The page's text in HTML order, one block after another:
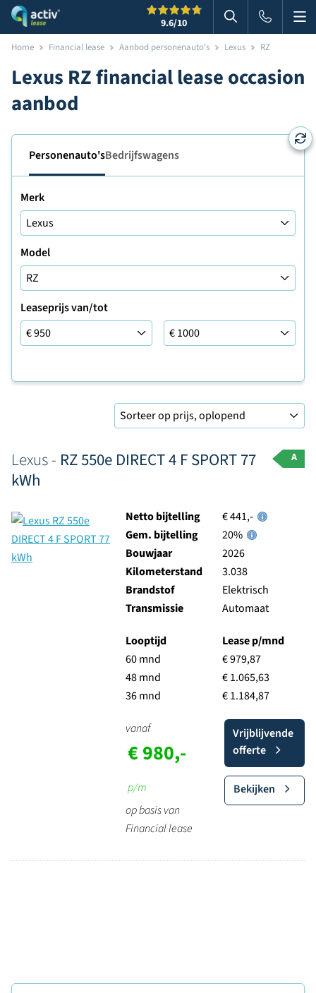
9.6/10 Zoeken in
Home Financial lease Aanbod personenauto's Lexus RZ
Lexus RZ financial lease occasion
aanbod
Personenauto'sBedrijfswagens
Merk
Model
Leaseprijs van/tot
Leaseprijs tot
Lexus - RZ 550e DIRECT 4 F SPORT 77
kWh
A
Netto bijtelling
€ 441,-
Gem. bijtelling
20%
Bouwjaar
2026
Kilometerstand
3.038
Brandstof
Elektrisch
Transmissie
Automaat
Looptijd
60 mnd
48 mnd
36 mnd
Lease p/mnd
€ 979,87
€ 1.065,63
€ 1.184,87
vanaf
€ 980,-
p/m
op basis van
Financial lease
Vrijblijvende
offerte
Bekijken